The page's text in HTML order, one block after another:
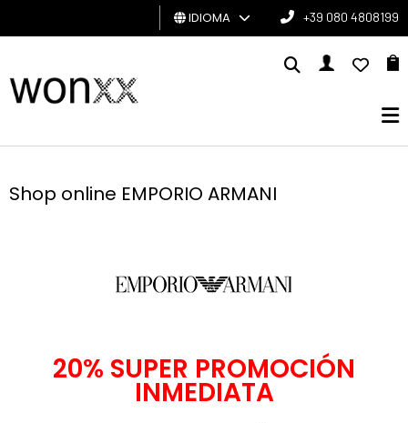
HOMBRE
DE
REGALO
IDIOMA +39 080 4808199
Shop online EMPORIO ARMANI
20% SUPER PROMOCIÓN
INMEDIATA